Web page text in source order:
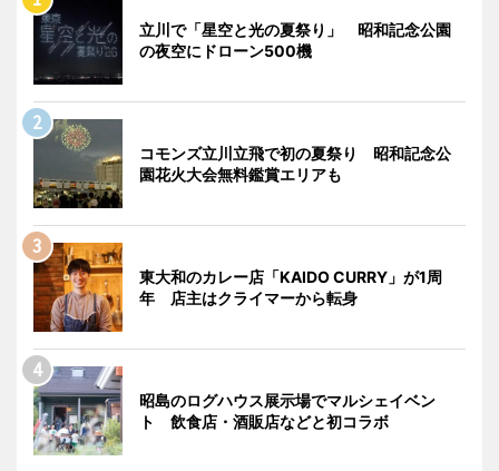
立川で「星空と光の夏祭り」 昭和記念公園
の夜空にドローン500機
コモンズ立川立飛で初の夏祭り 昭和記念公
園花火大会無料鑑賞エリアも
東大和のカレー店「KAIDO CURRY」が1周
年 店主はクライマーから転身
昭島のログハウス展示場でマルシェイベン
ト 飲食店・酒販店などと初コラボ